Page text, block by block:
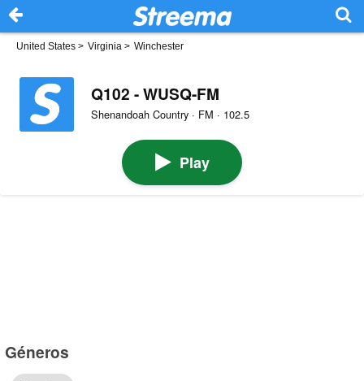
United States > Virginia > Winchester
Q102 - WUSQ-FM
Shenandoah Country · FM · 102.5
Play
Géneros